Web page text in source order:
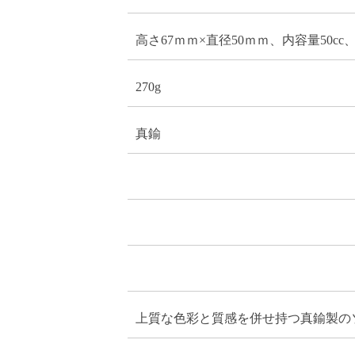
高さ67ｍｍ×直径50ｍｍ、内容量50cc
270g
真鍮
上質な色彩と質感を併せ持つ真鍮製の